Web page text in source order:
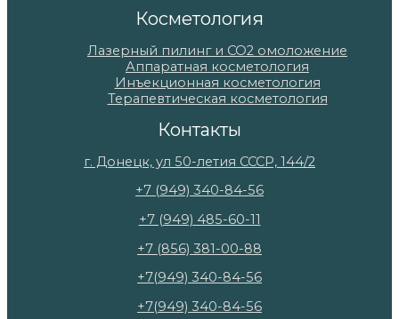
Косметология
Лазерный пилинг и СО2 омоложение
Аппаратная косметология
Инъекционная косметология
Терапевтическая косметология
Контакты
г. Донецк, ул 50-летия СССР, 144/2
+7 (949) 340-84-56
+7 (949) 485-60-11
+7 (856) 381-00-88
+7(949) 340-84-56
+7(949) 340-84-56